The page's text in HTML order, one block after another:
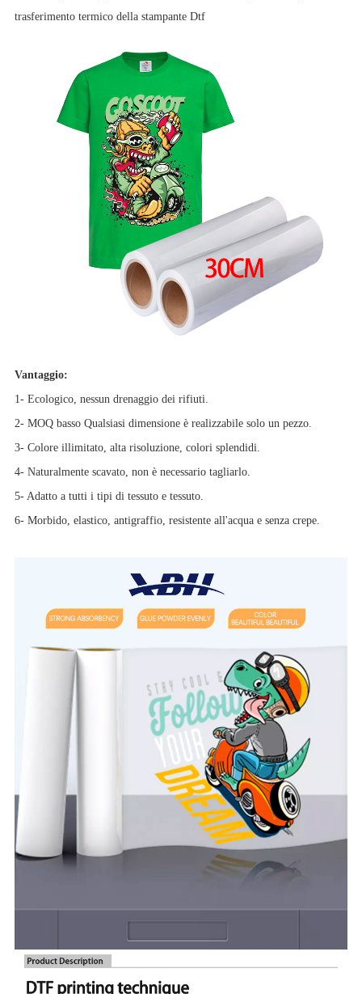
trasferimento termico della stampante Dtf
Vantaggio:
1- Ecologico, nessun drenaggio dei rifiuti.
2- MOQ basso Qualsiasi dimensione è realizzabile solo un pezzo.
3- Colore illimitato, alta risoluzione, colori splendidi.
4- Naturalmente scavato, non è necessario tagliarlo.
5- Adatto a tutti i tipi di tessuto e tessuto.
6- Morbido, elastico, antigraffio, resistente all'acqua e senza crepe.